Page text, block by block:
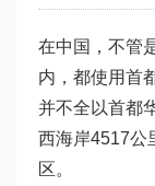
在中国，不管
内，都使用首
并不全以首都
西海岸4517公
区。